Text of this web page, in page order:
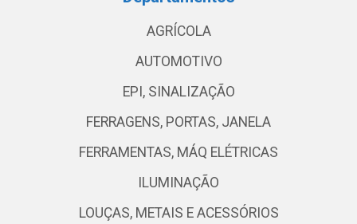
AGRÍCOLA
AUTOMOTIVO
EPI, SINALIZAÇÃO
FERRAGENS, PORTAS, JANELA
FERRAMENTAS, MÁQ ELÉTRICAS
ILUMINAÇÃO
LOUÇAS, METAIS E ACESSÓRIOS